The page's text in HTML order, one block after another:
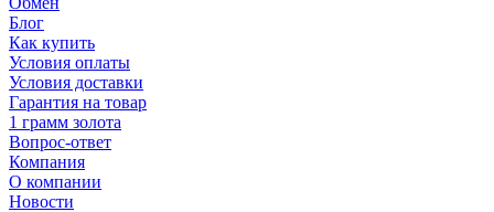
Блог
Как купить
Условия оплаты
Условия доставки
Гарантия на товар
1 грамм золота
Вопрос-ответ
Компания
О компании
Новости